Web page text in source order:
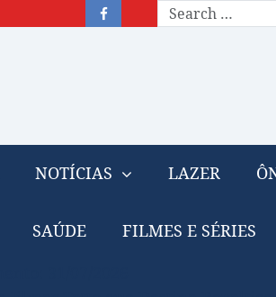
NOTÍCIAS LAZER
SAÚDE FILMES E SÉRIES